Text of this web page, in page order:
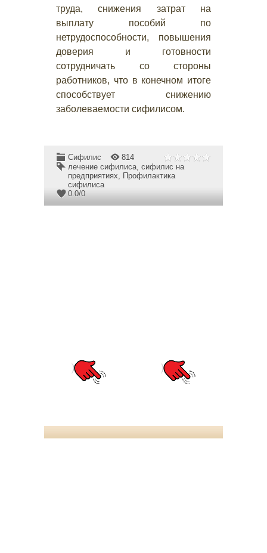
труда, снижения затрат на
выплату пособий по
нетрудоспособности, повышения
доверия и готовности
сотрудничать со стороны
работников, что в конечном итоге
способствует снижению
заболеваемости сифилисом.
Сифилис
814
лечение сифилиса, сифилис на
предприятиях, Профилактика
сифилиса
0.0/0